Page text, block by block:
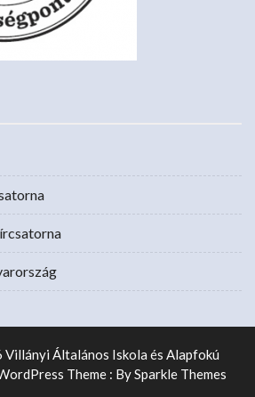
Általános Iskola és Alapfokú
Theme : BySparkle Themes